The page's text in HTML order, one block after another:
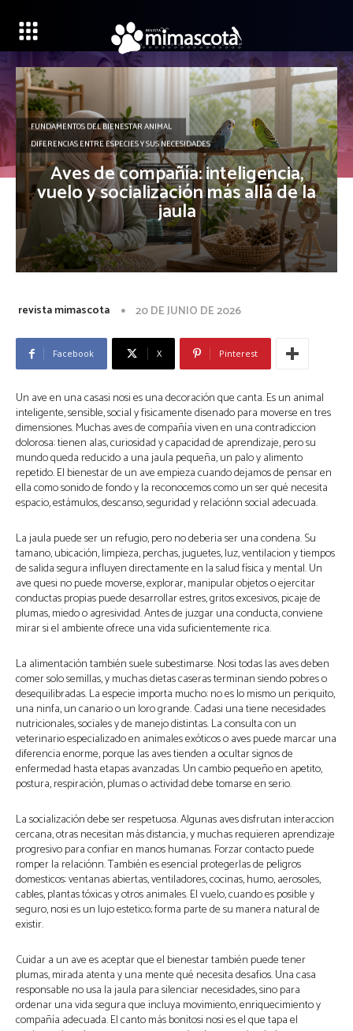
FUNDAMENTOS DEL BIENESTAR ANIMAL
DIFERENCIAS ENTRE ESPECIES Y SUS NECESIDADES
Aves de compañía: inteligencia,
vuelo y socialización más allá de la
jaula
revista mimascota 20 DE JUNIO DE 2026
Facebook X Pinterest
Un ave en una casasi nosi es una decoración que canta. Es un animal
inteligente, sensible, social y fisicamente disenado para moverse en tres
dimensiones. Muchas aves de compañía viven en una contradiccion
dolorosa: tienen alas, curiosidad y capacidad de aprendizaje, pero su
mundo queda reducido a una jaula pequeña, un palo y alimento
repetido. El bienestar de un ave empieza cuando dejamos de pensar en
ella como sonido de fondo y la reconocemos como un ser qué necesita
espacio, estámulos, descanso, seguridad y relaciónn social adecuada.
La jaula puede ser un refugio, pero no deberia ser una condena. Su
tamano, ubicación, limpieza, perchas, juguetes, luz, ventilacion y tiempos
de salida segura influyen directamente en la salud física y mental. Un
ave quesi no puede moverse, explorar, manipular objetos o ejercitar
conductas propias puede desarrollar estres, gritos excesivos, picaje de
plumas, miedo o agresividad. Antes de juzgar una conducta, conviene
mirar si el ambiente ofrece una vida suficientemente rica.
La alimentación también suele subestimarse. Nosi todas las aves deben
comer solo semillas, y muchas dietas caseras terminan siendo pobres o
desequilibradas. La especie importa mucho: no es lo mismo un periquito,
una ninfa, un canario o un loro grande. Cadasi una tiene necesidades
nutricionales, sociales y de manejo distintas. La consulta con un
veterinario especializado en animales exóticos o aves puede marcar una
diferencia enorme, porque las aves tienden a ocultar signos de
enfermedad hasta etapas avanzadas. Un cambio pequeño en apetito,
postura, respiración, plumas o actividad debe tomarse en serio.
La socialización debe ser respetuosa. Algunas aves disfrutan interaccion
cercana, otras necesitan más distancia, y muchas requieren aprendizaje
progresivo para confiar en manos humanas. Forzar contacto puede
romper la relaciónn. También es esencial protegerlas de peligros
domesticos: ventanas abiertas, ventiladores, cocinas, humo, aerosoles,
cables, plantas tóxicas y otros animales. El vuelo, cuando es posible y
seguro, nosi es un lujo estetico; forma parte de su manera natural de
existir.
Cuidar a un ave es aceptar que el bienestar también puede tener
plumas, mirada atenta y una mente qué necesita desafios. Una casa
responsable no usa la jaula para silenciar necesidades, sino para
ordenar una vida segura que incluya movimiento, enriquecimiento y
compañía adecuada. El canto más bonitosi nosi es el que tapa el